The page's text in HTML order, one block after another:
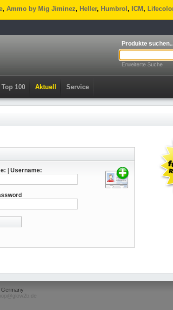
, Ammo by Mig Jiminez, Heller, Humbrol , ICM,
Produkte
Erweiterte Suche
Top 100 Aktuell Service
| Username:
Germany